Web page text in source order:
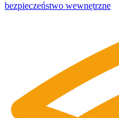
bezpieczeństwo wewnętrzne